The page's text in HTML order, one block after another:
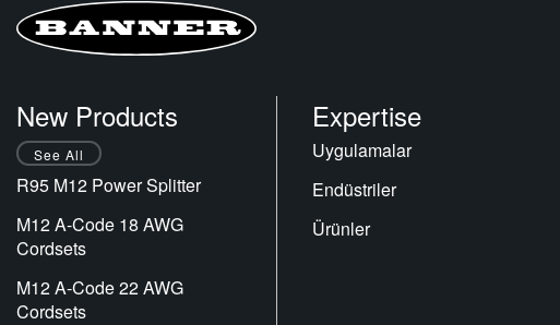
New Products
See All
R95 M12 Power Splitter
M12 A-Code 18 AWG
Cordsets
M12 A-Code 22 AWG
Cordsets
Expertise
Uygulamalar
Endüstriler
Ürünler